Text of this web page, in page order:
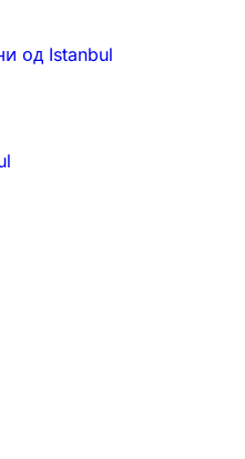
од Istanbul